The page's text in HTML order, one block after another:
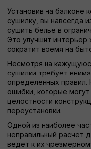
Установив на балконе
сушилку, вы навсегда
сушить белье в
Это улучшит
сократит время на
Несмотря на
сушилки требует
определенных правил.
ошибки, которые
целостности
переустановки.
Одной из наиболее
неправильный расчет
ведет к их